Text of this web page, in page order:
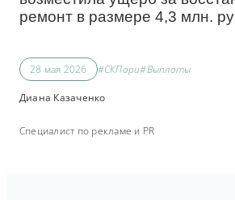
ремонт в размере 4,3 млн.
28 мая 2026 #СКПари#Выплаты
Диана Казаченко
Специалист по рекламе и PR